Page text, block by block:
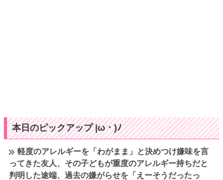
本日のピックアップ |ω・)ﾉ
軽度のアレルギーを「わがまま」と決めつけ嫌味を言
ってきた友人、その子どもが重度のアレルギー持ちだと
判明した途端、過去の嫌がらせを「えーそうだったっ